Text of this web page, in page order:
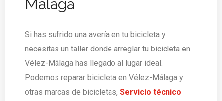
Málaga
Si has sufrido una avería en tu bicicleta y
necesitas un taller donde arreglar tu bicicleta en
Vélez-Málaga has llegado al lugar ideal.
Podemos reparar bicicleta en Vélez-Málaga y
otras marcas de bicicletas, Servicio técnico